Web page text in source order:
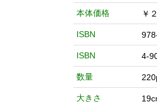
本体価格 ￥
ISBN
ISBN 4-
数量
大きさ